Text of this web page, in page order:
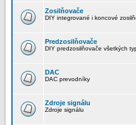
Zosilňovače
DIY integrované i koncové
Predzosilňovače
DIY predzosilňovače všetkých
DAC
DAC prevodníky
Zdroje signálu
Zdroje signálu